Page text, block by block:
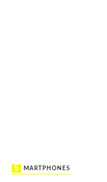
SMARTPHONES